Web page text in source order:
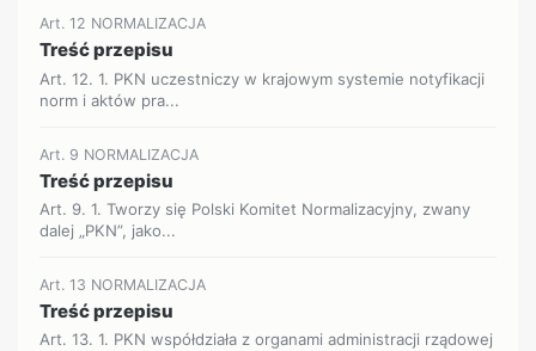
Art. 12 NORMALIZACJA
Treść przepisu
Art. 12. 1. PKN uczestniczy w krajowym systemie notyfikacji
norm i aktów pra...
Art. 9 NORMALIZACJA
Treść przepisu
Art. 9. 1. Tworzy się Polski Komitet Normalizacyjny, zwany
dalej „PKN”, jako...
Art. 13 NORMALIZACJA
Treść przepisu
Art. 13. 1. PKN współdziała z organami administracji rządowej